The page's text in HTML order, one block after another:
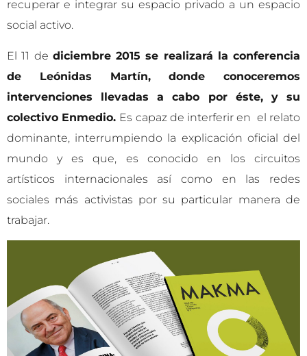
recuperar e integrar su espacio privado a un espacio
social activo.
El 11 de diciembre 2015 se realizará la conferencia
de Leónidas Martín, donde conoceremos
intervenciones llevadas a cabo por éste, y su
colectivo Enmedio. Es capaz de interferir en el relato
dominante, interrumpiendo la explicación oficial del
mundo y es que, es conocido en los circuitos
artísticos internacionales así como en las redes
sociales más activistas por su particular manera de
trabajar.